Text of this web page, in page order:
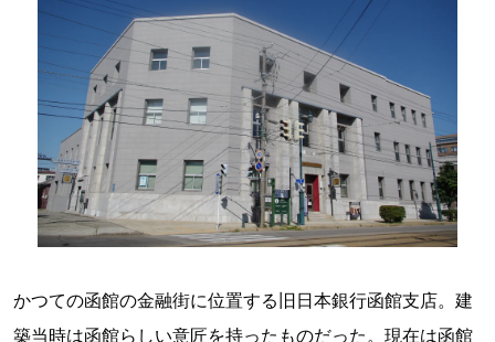
かつての函館の金融街に位置する旧日本銀行函館支店。建
築当時は函館らしい意匠を持ったものだった。現在は函館